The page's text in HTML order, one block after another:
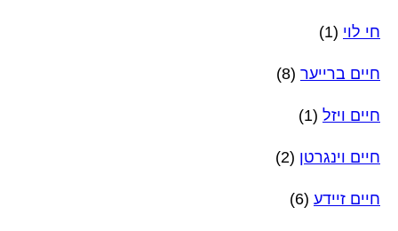
חי לוי (1)
חיים ברייער (8)
חיים ויזל (1)
חיים וינגרטן (2)
חיים זיידע (6)